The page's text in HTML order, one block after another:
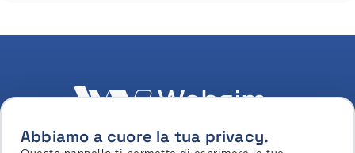
Abbiamo a cuore la tua privacy.